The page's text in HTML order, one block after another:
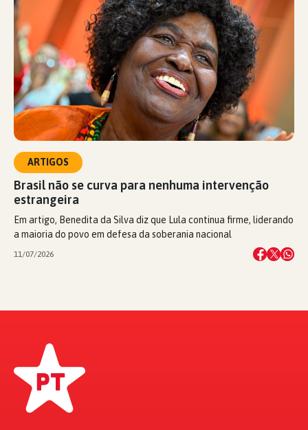
ARTIGOS
Brasil não se curva para nenhuma intervenção
estrangeira
Em artigo, Benedita da Silva diz que Lula continua firme, liderando
a maioria do povo em defesa da soberania nacional
11/07/2026